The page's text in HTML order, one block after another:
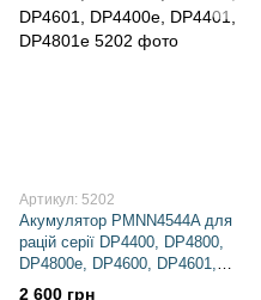
Артикул: 5202
Акумулятор PMNN4544A для
рацій серії DP4400, DP4800,
DP4800е, DP4600, DP4601,
DP4400е, DP4401, DP4801е
2 600 грн